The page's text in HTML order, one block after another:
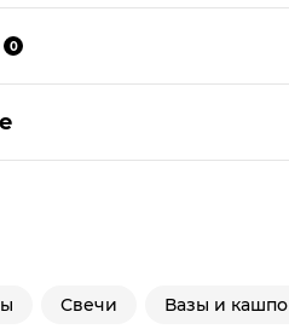
0
Свечи Вазы и кашпо